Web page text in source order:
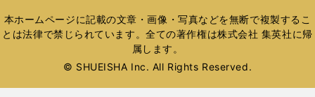
開
く
い
ウ
ィ
ウ
本ホームページに記載の文章・画像・写真などを無断で複製するこ
とは法律で禁じられています。全ての著作権は株式会社 集英社に帰
属します。
© SHUEISHA Inc. All Rights Reserved.